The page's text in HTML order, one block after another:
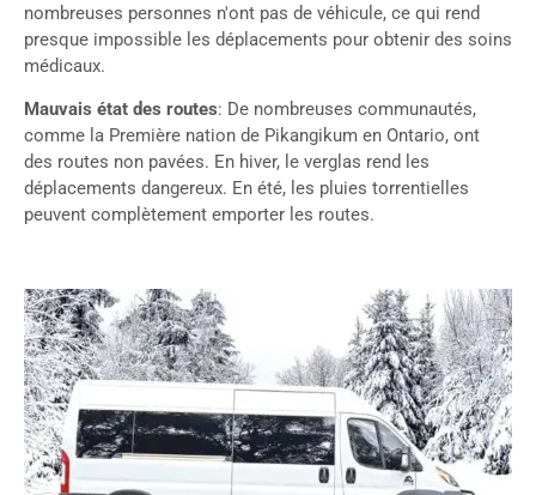
nombreuses personnes n'ont pas de véhicule, ce qui rend
presque impossible les déplacements pour obtenir des soins
médicaux.
Mauvais état des routes: De nombreuses communautés,
comme la Première nation de Pikangikum en Ontario, ont
des routes non pavées. En hiver, le verglas rend les
déplacements dangereux. En été, les pluies torrentielles
peuvent complètement emporter les routes.